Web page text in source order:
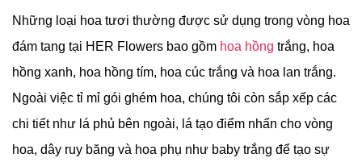
Những loại hoa tươi thường được sử dụng trong vòng hoa
đám tang tại HER Flowers bao gồm hoa hồng trắng, hoa
hồng xanh, hoa hồng tím, hoa cúc trắng và hoa lan trắng.
Ngoài việc tỉ mỉ gói ghém hoa, chúng tôi còn sắp xếp các
chi tiết như lá phủ bên ngoài, lá tạo điểm nhấn cho vòng
hoa, dây ruy băng và hoa phụ như baby trắng để tạo sự